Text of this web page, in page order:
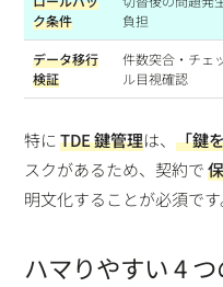
ク条件
負担
データ移行
検証
件数突合・チェ
ル目視確認
特にTDE 鍵管理は、「鍵
スクがあるため、契約で
明文化することが必須です
ハマりやすい 4